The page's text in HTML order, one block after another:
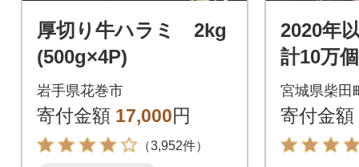
厚切り牛ハラミ 2kg
(500g×4P)
岩手県花巻市
寄付金額 17,000円
（3,952件）
2020年
計10万
からの
ん 1kg
製品!
宮城県柴田
寄付金額